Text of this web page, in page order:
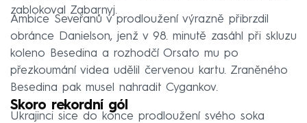
zablokoval Zabarnyj.
Ambice Seveřanů v prodloužení výrazně přibrzdil
obránce Danielson, jenž v 98. minutě zasáhl při skluzu
koleno Besedina a rozhodčí Orsato mu po
přezkoumání videa udělil červenou kartu. Zraněného
Besedina pak musel nahradit Cygankov.
Skoro rekordní gól
Ukrajinci sice do konce prodloužení svého soka